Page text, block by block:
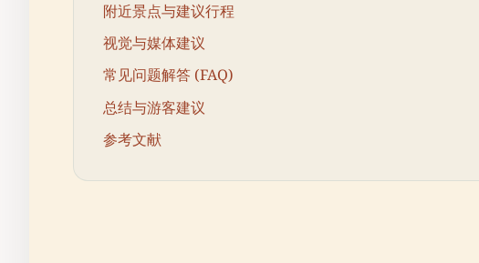
附近景点与建议行程
视觉与媒体建议
常见问题解答 (FAQ)
总结与游客建议
参考文献